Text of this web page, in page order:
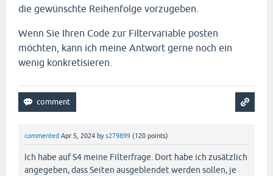
die gewünschte Reihenfolge vorzugeben.
Wenn Sie Ihren Code zur Filtervariable posten
möchten, kann ich meine Antwort gerne noch ein
wenig konkretisieren.
commented Apr 5, 2024 bys279899 (120 points)
Ich habe auf S4 meine Filterfrage. Dort habe ich zusätzlich
angegeben, dass Seiten ausgeblendet werden sollen, je